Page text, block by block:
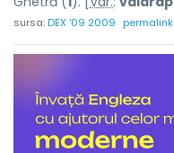
sursa:DEX '09 2009 permalink